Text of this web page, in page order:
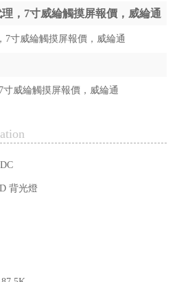
，7寸威綸觸摸屏報價，威綸通
7寸威綸觸摸屏報價，威綸通
威綸觸摸屏報價，威綸通
背光燈